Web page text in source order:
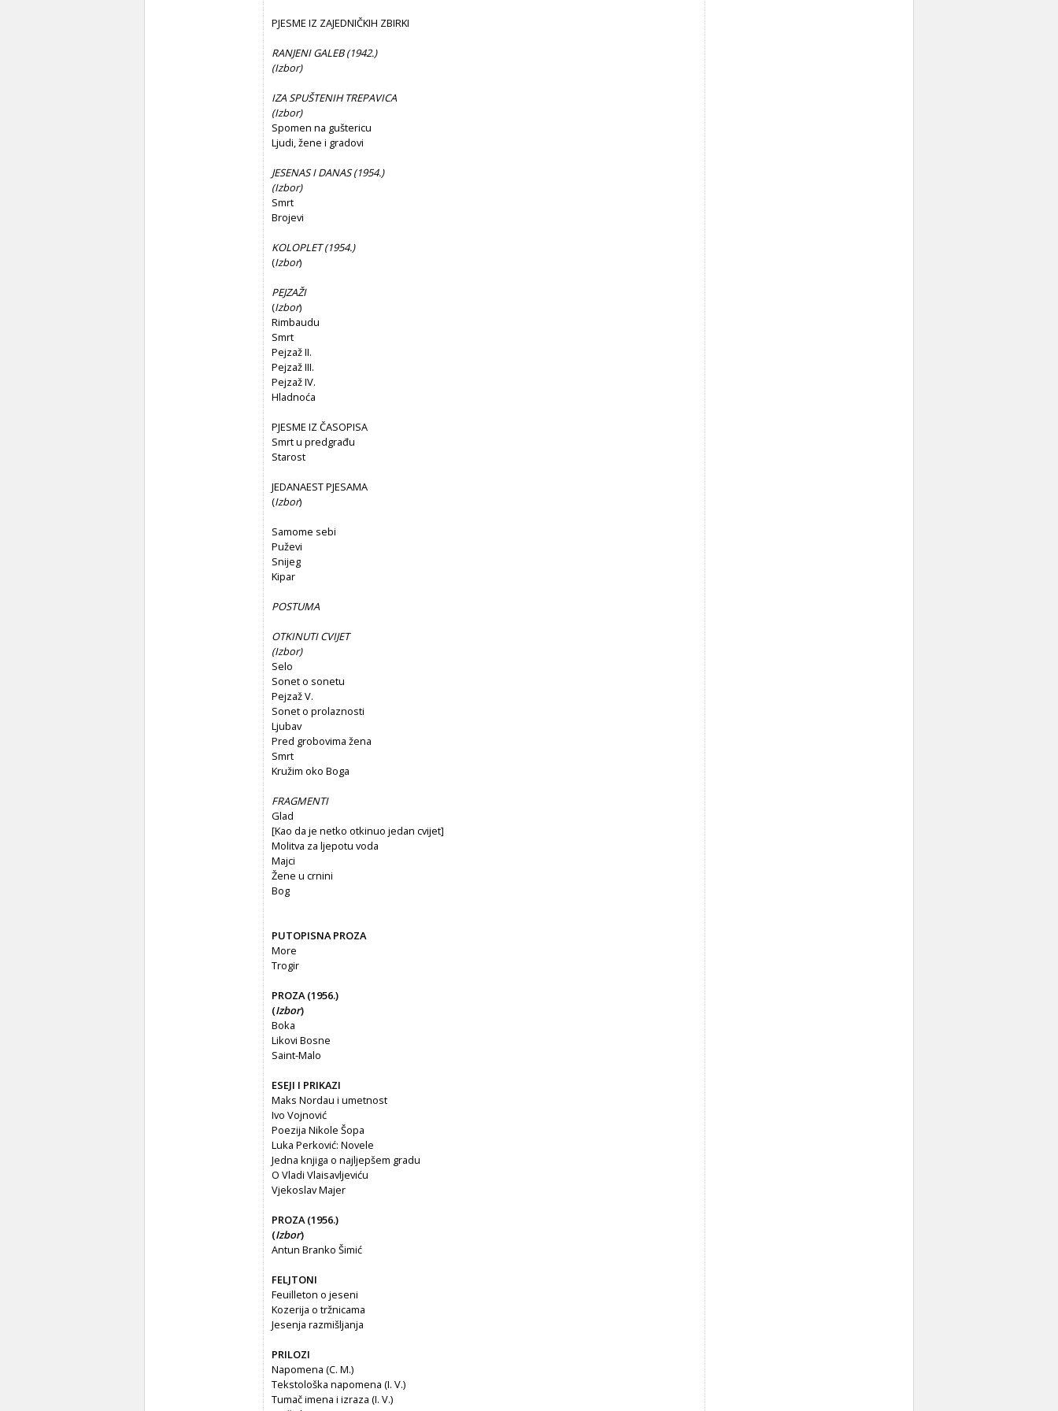
PJESME IZ ZAJEDNIČKIH ZBIRKI
RANJENI GALEB (1942.)
(Izbor)
IZA SPUŠTENIH TREPAVICA
(Izbor)
Spomen na guštericu
Ljudi, žene i gradovi
JESENAS I DANAS (1954.)
(Izbor)
Smrt
Brojevi
KOLOPLET (1954.)
(Izbor)
PEJZAŽI
(Izbor)
Rimbaudu
Smrt
Pejzaž II.
Pejzaž III.
Pejzaž IV.
Hladnoća
PJESME IZ ČASOPISA
Smrt u predgrađu
Starost
JEDANAEST PJESAMA
(Izbor)
Samome sebi
Puževi
Snijeg
Kipar
POSTUMA
OTKINUTI CVIJET
(Izbor)
Selo
Sonet o sonetu
Pejzaž V.
Sonet o prolaznosti
Ljubav
Pred grobovima žena
Smrt
Kružim oko Boga
FRAGMENTI
Glad
[Kao da je netko otkinuo jedan cvijet]
Molitva za ljepotu voda
Majci
Žene u crnini
Bog
PUTOPISNA PROZA
More
Trogir
PROZA (1956.)
(Izbor)
Boka
Likovi Bosne
Saint-Malo
ESEJI I PRIKAZI
Maks Nordau i umetnost
Ivo Vojnović
Poezija Nikole Šopa
Luka Perković: Novele
Jedna knjiga o najljepšem gradu
O Vladi Vlaisavljeviću
Vjekoslav Majer
PROZA (1956.)
(Izbor)
Antun Branko Šimić
FELJTONI
Feuilleton o jeseni
Kozerija o tržnicama
Jesenja razmišljanja
PRILOZI
Napomena (C. M.)
Tekstološka napomena (I. V.)
Tumač imena i izraza (I. V.)